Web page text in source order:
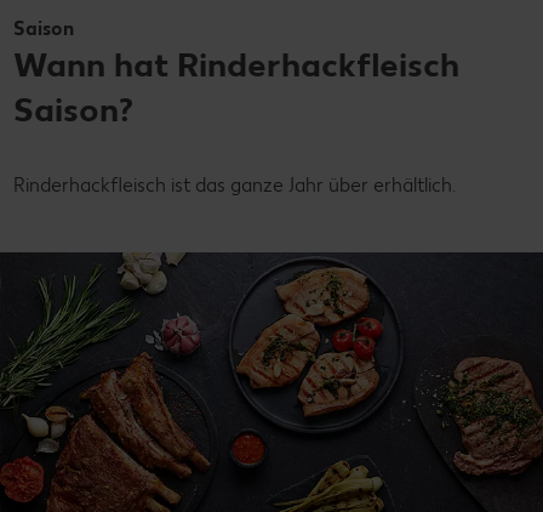
Saison
Wann hat Rinderhackfleisch
Saison?
Rinderhackfleisch ist das ganze Jahr über erhältlich.